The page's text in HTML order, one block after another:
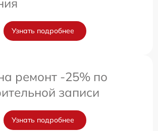
Узнать подробнее
ремонт -25% по
записи
Узнать подробнее